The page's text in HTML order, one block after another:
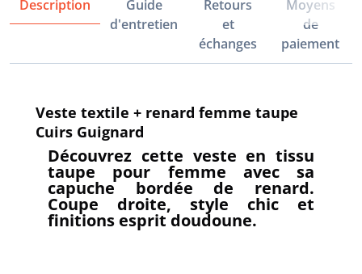
Description
Guide
d'entretien
Retours
et
échanges
Moyens
de
paiement
Veste textile + renard femme taupe
Cuirs Guignard
Découvrez cette veste en tissu
taupe pour femme avec sa
capuche bordée de renard.
Coupe droite, style chic et
finitions esprit doudoune.